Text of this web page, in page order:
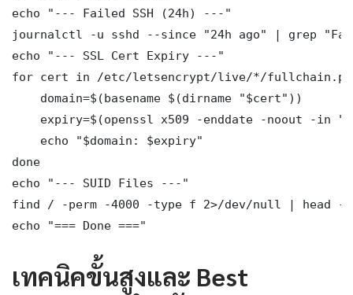
echo "--- Failed SSH (24h) ---"
journalctl -u sshd --since "24h ago" | grep
echo "--- SSL Cert Expiry ---"
for cert in /etc/letsencrypt/live/*/
    domain=$(basename $(dirname "$cert"))
expiry=$(openssl x509 -enddate -noout -in
    echo "$domain: $expiry"
done
echo "--- SUID Files ---"
find / -perm -4000 -type f 2>/dev/null | head -
echo "=== Done ==="
เทคนิคขั้นสูงและ Best